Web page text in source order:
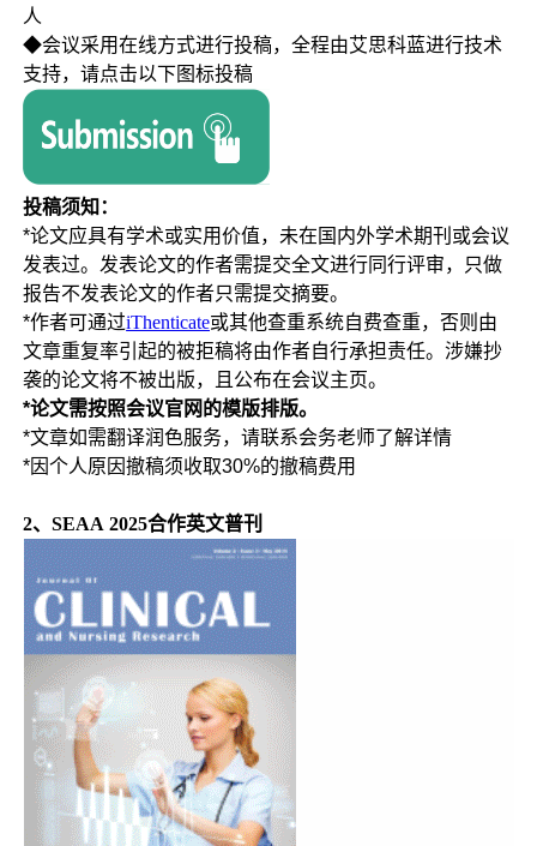
人
◆会议采用在线方式进行投稿，全程由艾思科蓝进行技术
支持，请点击以下图标投稿
投稿须知：
*论文应具有学术或实用价值，未在国内外学术期刊或会议
发表过。发表论文的作者需提交全文进行同行评审，只做
报告不发表论文的作者只需提交摘要。
*作者可通过iThenticate或其他查重系统自费查重，否则由
文章重复率引起的被拒稿将由作者自行承担责任。涉嫌抄
袭的论文将不被出版，且公布在会议主页。
*论文需按照会议官网的模版排版。
*文章如需翻译润色服务，请联系会务老师了解详情
*因个人原因撤稿须收取30%的撤稿费用
2、SEAA2025合作英文普刊